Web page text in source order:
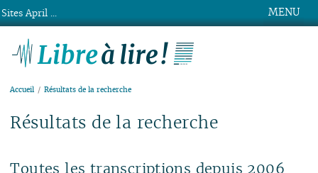
MENU
Accueil Résultats de la recherche
Résultats de la recherche
Toutes les transcriptions depuis 2006
Sites April ...